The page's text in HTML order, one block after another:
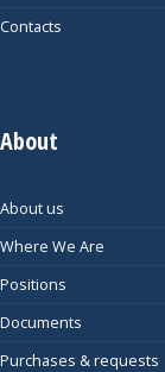
Contacts
About
About us
Where We Are
Positions
Documents
Purchases & requests